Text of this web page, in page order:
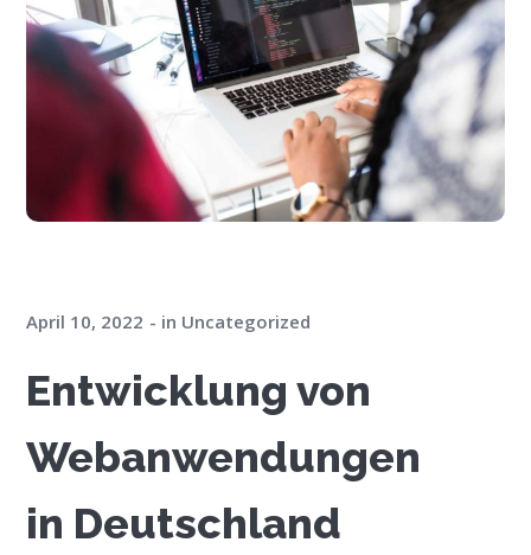
April 10, 2022 in Uncategorized
Entwicklung von
Webanwendungen
in Deutschland